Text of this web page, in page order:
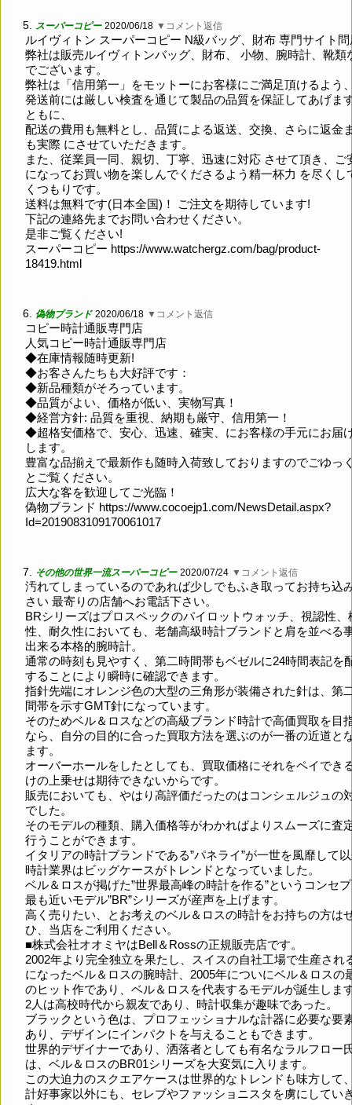
5. スーパーコピー 2020/06/18 ▼コメント返信
ルイヴィトン スーパーコピー N級バッグ、財布 専門サイト問
弊社は販売ルイヴィトンバッグ、財布、 小物、腕時計、靴類
でございます。
弊社は「信用第一」をモットーにお客様にご満足頂けるよう
発送前には厳しい検査を通じて製品の品質を保証してあげま
ともに、
配送の費用も無料とし、品質による返送、交換、さらに返金
も実際 にさせていただきます。
また、従業員一同、親切、丁寧、迅速に対応 させて頂き、ご
になってお買い物を楽しんでくださるよう精一杯力 を尽くし
くつもりです。
送料は無料です(日本全国)！ ご注文を期待しています!
下記の連絡先までお問い合わせください。
是非ご覧ください!
スーパーコピー https://www.watchergz.com/bag/product-
18419.html
6. 偽物ブランド 2020/06/18 ▼コメント返信
コピー時計通販専門店
人気コピー時計通販専門店
◆在庫情報随時更新!
◆お客さんたちも大好評です：
◆新品種類がそろっています。
◆品質がよい、価格が低い、実物写真！
◆経営方針: 品質を重視、納期も厳守、信用第一！
◆超格安価格で、安心、迅速、確実、にお客様の手元にお届
します。
豊富な品揃えで最新作も随時入荷致しておりますのでごゆっ
とご覧ください。
広大な客を歓迎してご光臨！
偽物ブランド https://www.cocoejp1.com/NewsDetail.aspx?
Id=2019083109170061017
7. その他の世界一流スーパーコピー 2020/07/24 ▼コメント返信
汚れてしまっているのであれば少しでもふき取ってお持ち込
さい 最寄りの店舗へお電話下さい。
BRシリーズはプロスペックのパイロットウォッチ、視認性、
性、耐久性においても、老舗高級時計ブランドと肩を並べる
出来る本格的腕時計。
通常の時刻も見やすく、第二時間帯もベゼルに24時間表記を
することにより瞬時に確認できます。
指針先端にオレンジ色の大型の三角形が装備された針は、第
間帯を示すGMT針になっています。
そのためベル＆ロスなどの高級ブランド時計で高価買取を目
なら、自分の目的に合った買取方法を選ぶのが一番の近道と
ます。
オーバーホールをしたとしても、買取価格にそれをペイでき
けの上乗せは期待できないからです。
販売においても、やはり高評価だったのはコンシェルジュの
でした。
そのモデルの種類、購入価格等がわかればよりスムーズに査
行うことができます。
イタリアの時計ブランドである”パネライ”が一世を風靡して
時計業界はビッグケースがトレンドとなっていました。
ベル＆ロスが掲げた”世界最高峰の時計を作る”というコンセ
最も近いモデル”BR”シリーズが産声を上げます。
高く売りたい、とお考えのベル＆ロスの時計をお持ちの方は
ひ、当店をご利用ください。
■株式会社オオミヤはBell＆Rossの正規販売店です。
2002年より完全独立を果たし、スイスの自社工場で生産され
になったベル＆ロスの腕時計、2005年についにベル＆ロスの
のヒット作であり、ベル＆ロスを代表するモデルが誕生しま
2人は高校時代から親友であり、時計収集が趣味であった。
ブラックという色は、プロフェッショナルな計器に必要な要
あり、デザインにインパクトを与えることもできます。
世界的デザイナーであり、洒落者としても有名なラルフロー
は、ベル＆ロスのBR01シリーズを大変気に入ります。
この大迫力のスクエアケースは世界的なトレンドも味方して
計好事家以外にも、セレブやファッショニスタを虜にしてい